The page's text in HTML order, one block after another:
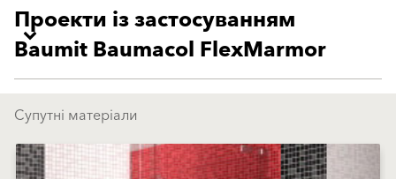
Проекти із застосуванням
Baumit Baumacol FlexMarmor
Супутні матеріали